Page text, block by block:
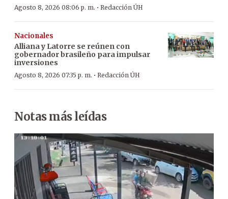
Agosto 8, 2026 08:06 p. m. · Redacción ÚH
Nacionales
Alliana y Latorre se reúnen con
gobernador brasileño para impulsar
inversiones
Agosto 8, 2026 07:35 p. m. · Redacción ÚH
Notas más leídas